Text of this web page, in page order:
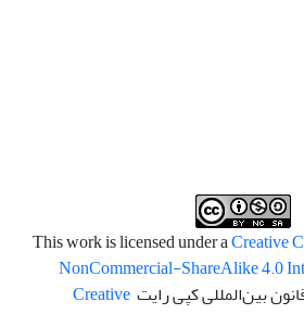
Creative
NonCommercial-ShareAlike 4.0
بین‌المللی کپی رایتCreative